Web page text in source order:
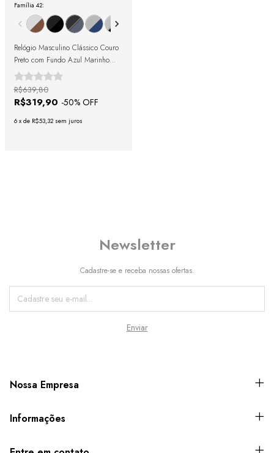
Família 42:
Relógio Masculino Clássico Couro
Preto com Fundo Azul Marinho
42mm
R$319,90 -50% OFF
R$639,80
6 x de R$53,32 sem juros
Newsletter
Cadastre-se e receba nossas ofertas.
Nossa Empresa
Informações